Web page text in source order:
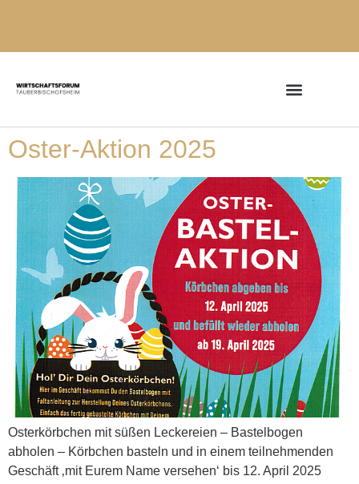
Oster-Aktion 2025
Osterkörbchen mit süßen Leckereien – Bastelbogen
abholen – Körbchen basteln und in einem teilnehmenden
Geschäft ‚mit Eurem Name versehen‘ bis 12. April 2025